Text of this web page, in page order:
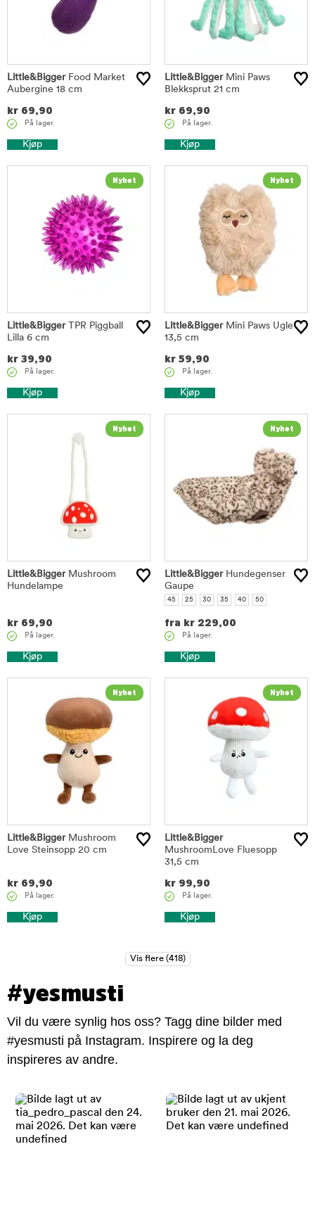
Little&BiggerFood Market
Aubergine 18 cm
kr 69,90
På lager.
Kjøp
Little&BiggerMini Paws
Blekksprut 21 cm
kr 69,90
På lager.
Kjøp
Little&BiggerTPR Piggball
Lilla 6 cm
kr 39,90
På lager.
Kjøp
Little&BiggerMini Paws Ugle
13,5 cm
kr 59,90
På lager.
Kjøp
Little&BiggerMushroom
Hundelampe
kr 69,90
På lager.
Kjøp
Little&BiggerHundegenser
Gaupe
45 25 30 35 40 50
fra kr 229,00
På lager.
Kjøp
Little&BiggerMushroom
Love Steinsopp 20 cm
kr 69,90
På lager.
Kjøp
Little&Bigger
MushroomLove Fluesopp
31,5 cm
kr 99,90
På lager.
Kjøp
#yesmusti
Vil du være synlig hos oss? Tagg dine bilder med
#yesmusti på Instagram. Inspirere og la deg
inspireres av andre.